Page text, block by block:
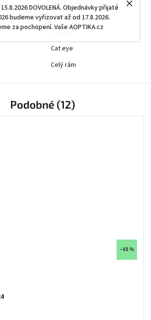
DOVOLENÁ. Objednávky přijaté
budeme vyřizovat až od 17.8.2026.
za pochopení. Vaše AOPTIKA.cz
Plast
Dámské
Cat eye
Celý rám
Podobné (12)
–68 %